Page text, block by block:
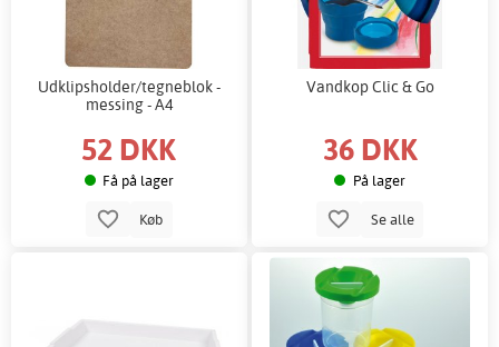
Udklipsholder/tegneblok -
messing - A4
52 DKK
Få på lager
Køb
Vandkop Clic & Go
36 DKK
På lager
Se alle